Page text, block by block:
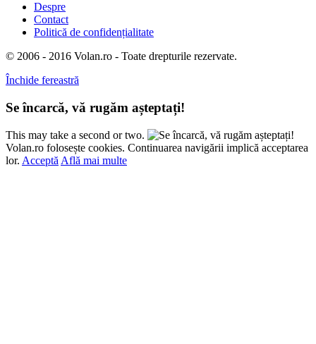
Despre
Contact
Politică de confidențialitate
© 2006 - 2016 Volan.ro - Toate drepturile rezervate.
Închide fereastră
Se încarcă, vă rugăm așteptați!
This may take a second or two.
Volan.ro folosește cookies. Continuarea navigării implică acceptarea
lor. Acceptă Află mai multe